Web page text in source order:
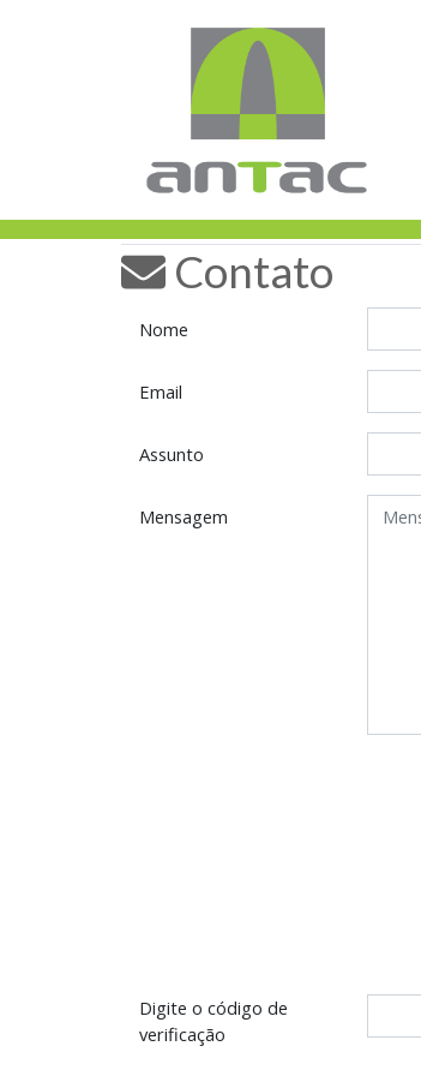
Contato
Nome
Email
Assunto
Mensagem
Digite o código de
verificação